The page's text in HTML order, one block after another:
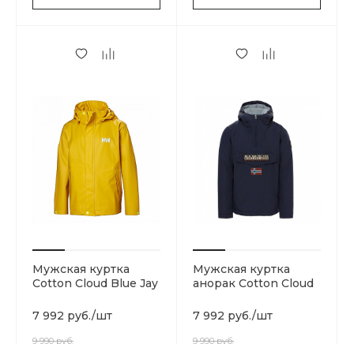
Мужская куртка
Cotton Cloud Blue Jay
344
7 992 руб./шт
9 990 руб.
Мужская куртка
анорак Cotton Cloud
7 992 руб./шт
9 990 руб.